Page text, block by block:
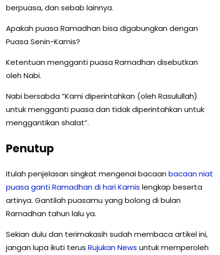
berpuasa, dan sebab lainnya.
Apakah puasa Ramadhan bisa digabungkan dengan
Puasa Senin-Kamis?
Ketentuan mengganti puasa Ramadhan disebutkan
oleh Nabi.
Nabi bersabda “Kami diperintahkan (oleh Rasulullah)
untuk mengganti puasa dan tidak diperintahkan untuk
menggantikan shalat”.
Penutup
Itulah penjelasan singkat mengenai bacaan bacaan niat
puasa ganti Ramadhan di hari Kamis lengkap beserta
artinya. Gantilah puasamu yang bolong di bulan
Ramadhan tahun lalu ya.
Sekian dulu dan terimakasih sudah membaca artikel ini,
jangan lupa ikuti terus RujukanNews untuk memperoleh